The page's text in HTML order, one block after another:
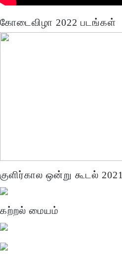
கோடைவிழா 2022 படங்கள்
குளிர்கால ஒன்று கூடல் 2021
கற்றல் மையம்